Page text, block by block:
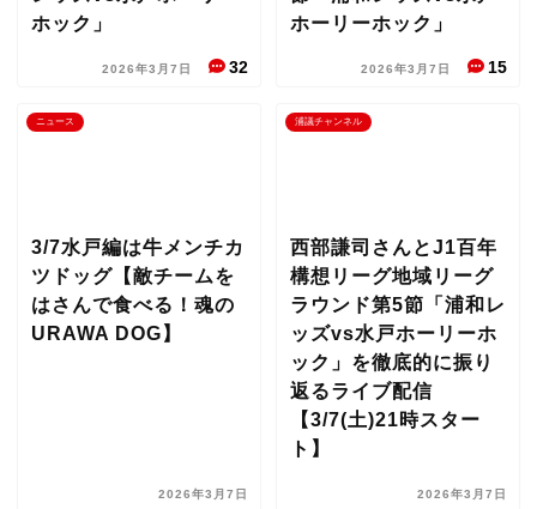
ホック」
2026年3月7日 32
ホーリーホック」
2026年3月7日 15
ニュース
3/7水戸編は牛メンチカ
ツドッグ【敵チームを
はさんで食べる！魂の
URAWA DOG】
2026年3月7日
浦議チャンネル
西部謙司さんとJ1百年
構想リーグ地域リーグ
ラウンド第5節「浦和レ
ッズvs水戸ホーリーホ
ック」を徹底的に振り
返るライブ配信
【3/7(土)21時スター
ト】
2026年3月7日